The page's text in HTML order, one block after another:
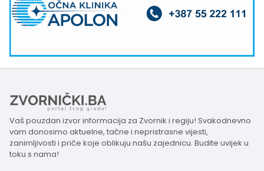
Vaš pouzdan izvor informacija za Zvornik i regiju! Svakodnevno
vam donosimo aktuelne, tačne i nepristrasne vijesti,
zanimljivosti i priče koje oblikuju našu zajednicu. Budite uvijek u
toku s nama!